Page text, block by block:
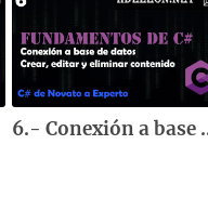
6.- Conexión a base